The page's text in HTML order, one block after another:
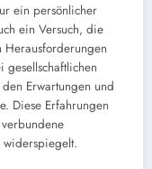
ein persönlicher
ein Versuch, die
Herausforderungen
Erwartungen und
Diese Erfahrungen
widerspiegelt.